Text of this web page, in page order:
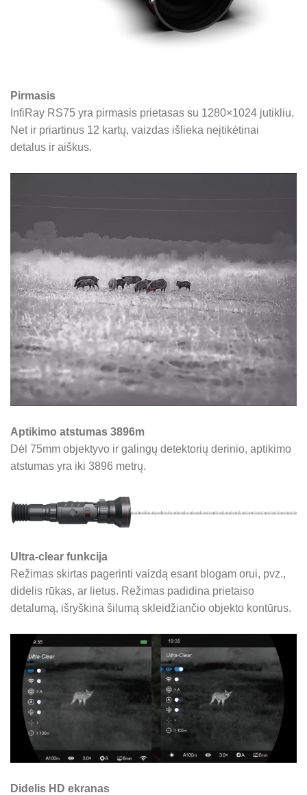
Pirmasis
nfiRay RS75 yra pirmasis prietasas su 1280×1024 jutikliu.
Net ir priartinus 12 kartų, vaizdas išlieka neįtikėtinai
detalus ir aiškus.
Aptikimo atstumas 3896m
Dėl 75mm objektyvo ir galingų detektorių derinio, aptikimo
atstumas yra iki 3896 metrų.
Ultra-clear funkcija
Režimas skirtas pagerinti vaizdą esant blogam orui, pvz.,
didelis rūkas, ar lietus. Režimas padidina prietaiso
detalumą, išryškina šilumą skleidžiančio objekto kontūrus.
Didelis HD ekranas